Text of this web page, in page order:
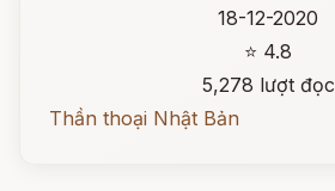
18-12-2020
⭐ 4.8
5,278 lượt đọc
Thần thoại Nhật Bản